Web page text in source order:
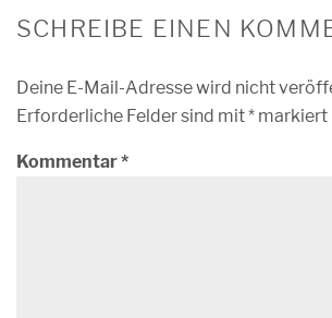
SCHREIBE EINEN
Deine E-Mail-Adresse wird nicht
Erforderliche Felder sind mit* markiert
Kommentar*